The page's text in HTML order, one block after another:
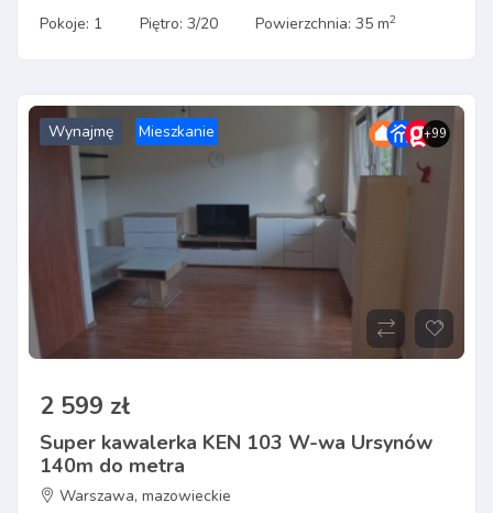
Pokoje: 1
Piętro: 3/20 Powierzchnia: 35 m2
Wynajmę Mieszkanie +99
2 599 zł
Super kawalerka KEN 103 W-wa Ursynów
140m do metra
Warszawa, mazowieckie